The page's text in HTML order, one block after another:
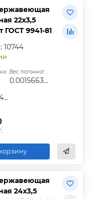
22х3,5
ГОСТ 9941-81
10744
Аналог марки стали: Вес погонного метра, т.:
0.0015663025
ГОСТ 9940-81, ГОСТ 9941-81, ГОСТ 24030-80, ГОСТ 10498-82
24х3,5